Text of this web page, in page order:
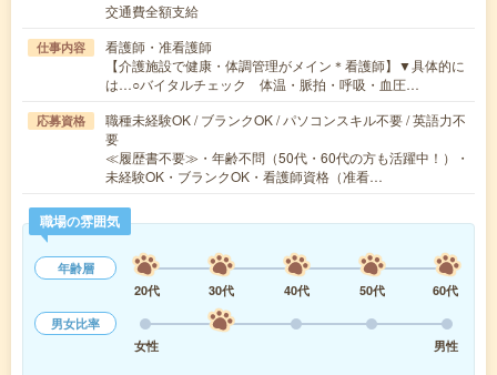
交通費全額支給
仕事内容
看護師・准看護師
【介護施設で健康・体調管理がメイン＊看護師】▼具体的に
は…○バイタルチェック 体温・脈拍・呼吸・血圧…
応募資格
職種未経験OK / ブランクOK / パソコンスキル不要 / 英語力不
要
≪履歴書不要≫・年齢不問（50代・60代の方も活躍中！）・
未経験OK・ブランクOK・看護師資格（准看…
職場の雰囲気
年齢層
20代
30代 40代 50代
60代
男女比率
女性
男性